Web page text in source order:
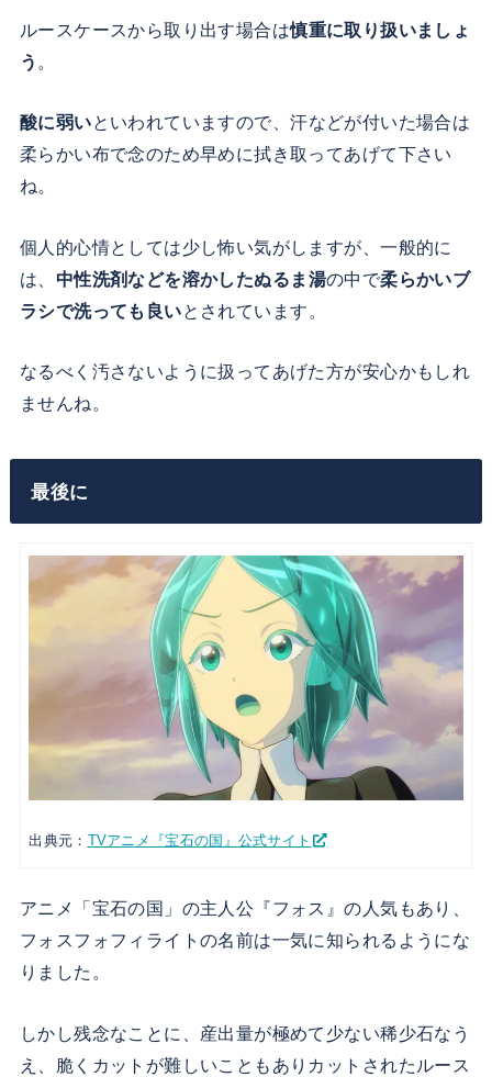
ルースケースから取り出す場合は慎重に取り扱いましょ
う 。
酸に弱いといわれていますので、汗などが付いた場合は
柔らかい布で念のため早めに拭き取ってあげて下さい
ね。
個人的心情としては少し怖い気がしますが、一般的に
は、 中性洗剤などを溶かしたぬるま湯の中で柔らかいブ
ラシで洗っても良いとされています。
なるべく汚さないように扱ってあげた方が安心かもしれ
ませんね。
最後に
出典元： TVアニメ『宝石の国』公式サイト
アニメ「宝石の国」の主人公『フォス』の人気もあり、
フォスフォフィライトの名前は一気に知られるようにな
りました。
しかし残念なことに、産出量が極めて少ない稀少石なう
え、脆くカットが難しいこともありカットされたルース